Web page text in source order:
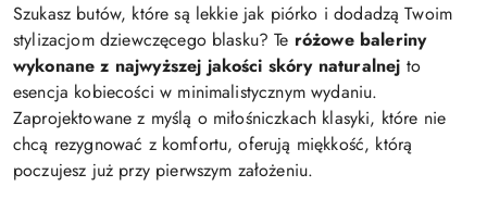
Szukasz butów, które są lekkie jak piórko i dodadzą Twoim
stylizacjom dziewczęcego blasku? Te różowe baleriny
wykonane z najwyższej jakości skóry naturalnej to
esencja kobiecości w minimalistycznym wydaniu.
Zaprojektowane z myślą o miłośniczkach klasyki, które nie
chcą rezygnować z komfortu, oferują miękkość, którą
poczujesz już przy pierwszym założeniu.